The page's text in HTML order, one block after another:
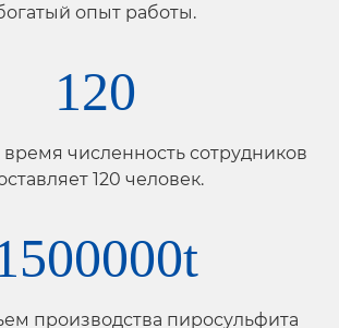
опыт работы.
120
численность сотрудников
120 человек.
t
производства пиросульфита